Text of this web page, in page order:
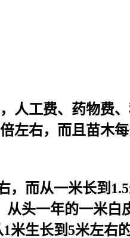
人工费、药物费
左右，而且苗木
，而从一米长到
头一年的一米白
米生长到5米左右